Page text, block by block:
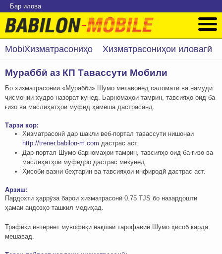
Бар илова
MobiХизматрасониҳо Хизматрасониҳои иловагӣ
Мураббӣ аз КП Тавассути Мобили
Бо хизматрасонии «Мураббӣ» Шумо метавонед саломатӣ ва намуди
ҷисмонии худро назорат кунед. Барномаҳои тамрин, тавсияҳо оид ба
ғизо ва маслиҳатҳои муфид ҳамеша дастрасанд.
Тарзи кор:
Хизматрасонӣ дар шакли веб-портал тавассути нишонаи
http://trener.babilon-m.com дастрас аст.
Дар портал Шумо барномаҳои тамрин, тавсияҳо оид ба ғизо ва
маслиҳатҳои муфидро дастрас мекунед.
Ҳисоби вазни беҳтарин ва тавсияҳои инфиродӣ дастрас аст.
Арзиш:
Пардохти ҳаррӯза барои хизматрасонӣ 0.75 TJS бо назардошти
ҳамаи андозҳо ташкил медиҳад.
Трафики интернет мувофиқи нақшаи тарофавии Шумо ҳисоб карда
мешавад.